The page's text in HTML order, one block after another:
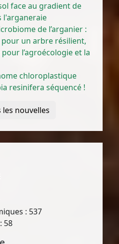
face au gradient de
l'arganeraie
de l’arganier :
pour un arbre résilient,
l’agroécologie et la
chloroplastique
resinifera séquencé !
nouvelles
: 537
58